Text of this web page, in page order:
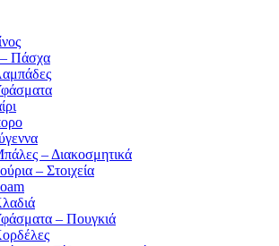
– Πάσχα
– Διακοσμητικά
– Στοιχεία
– Πουγκιά